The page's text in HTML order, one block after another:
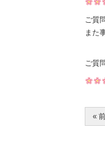
ご質
また
ご質
«